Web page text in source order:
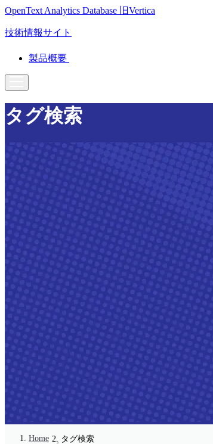
OpenText Analytics Database 旧Vertica
技術情報サイト
製品概要
タグ検索
Home タグ検索